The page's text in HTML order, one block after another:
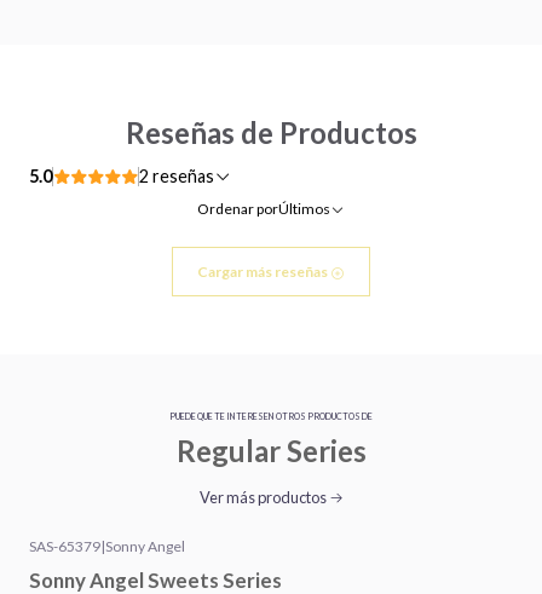
Reseñas de Productos
5.0 2 reseñas
Ordenar porÚltimos
Cargar más reseñas
PUEDE QUE TE INTERESEN OTROS PRODUCTOS DE
Regular Series
Ver más productos
SAS-65379|Sonny Angel
Sonny Angel Sweets Series